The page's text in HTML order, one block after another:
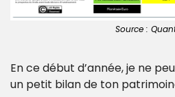
Source :
En ce début d’année, je ne
un petit bilan de ton